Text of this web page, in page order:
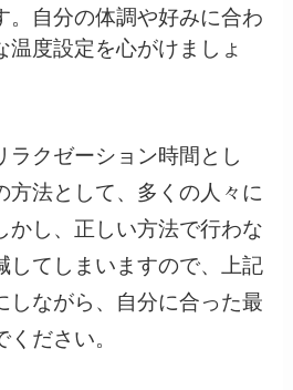
。自分の体調や好みに合わ
温度設定を心がけましょ
ラクゼーション時間とし
方法として、多くの人々に
かし、正しい方法で行わな
してしまいますので、上記
しながら、自分に合った最
ださい。